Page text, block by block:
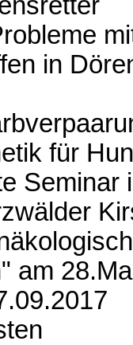
in
für
Seminar
am